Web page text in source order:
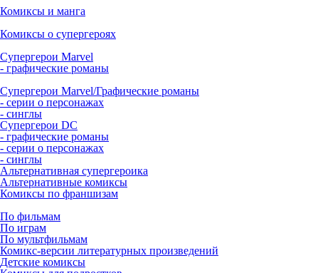
Комиксы и манга
Комиксы о супергероях
Супергерои Marvel
- графические романы
Супергерои Marvel/Графические романы
- серии о персонажах
- синглы
Супергерои DC
- графические романы
- серии о персонажах
- синглы
Альтернативная супергероика
Альтернативные комиксы
Комиксы по франшизам
По фильмам
По играм
По мультфильмам
Комикс-версии литературных произведений
Детские комиксы